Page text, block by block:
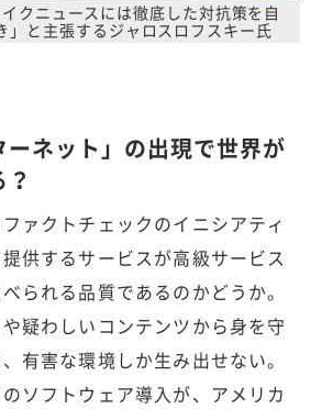
イクニュースには徹底した対抗策を自
」と主張するジャロスロフスキー氏
ーネット」の出現で世界が
ファクトチェックのイニシアティ
供するサービスが高級サービス
られる品質であるのかどうか。
疑わしいコンテンツから身を守
有害な環境しか生み出せない。
ソフトウェア導入が、アメリカ